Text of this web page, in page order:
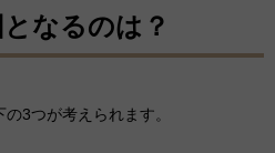
なるのは？
3つが考えられます。